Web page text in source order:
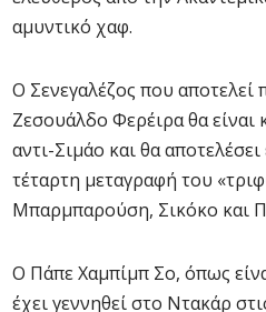
αμυντικό χαφ.
Ο Σενεγαλέζος που
Ζεσουάλδο Φερέιρα θα είναι
αντι-Σιμάο και θα
τέταρτη μεταγραφή του
Μπαρμπαρούση, Σικόκο και
Ο Πάπε Χαμπίμπ Σο, όπως
έχει γεννηθεί στο Ντακάρ